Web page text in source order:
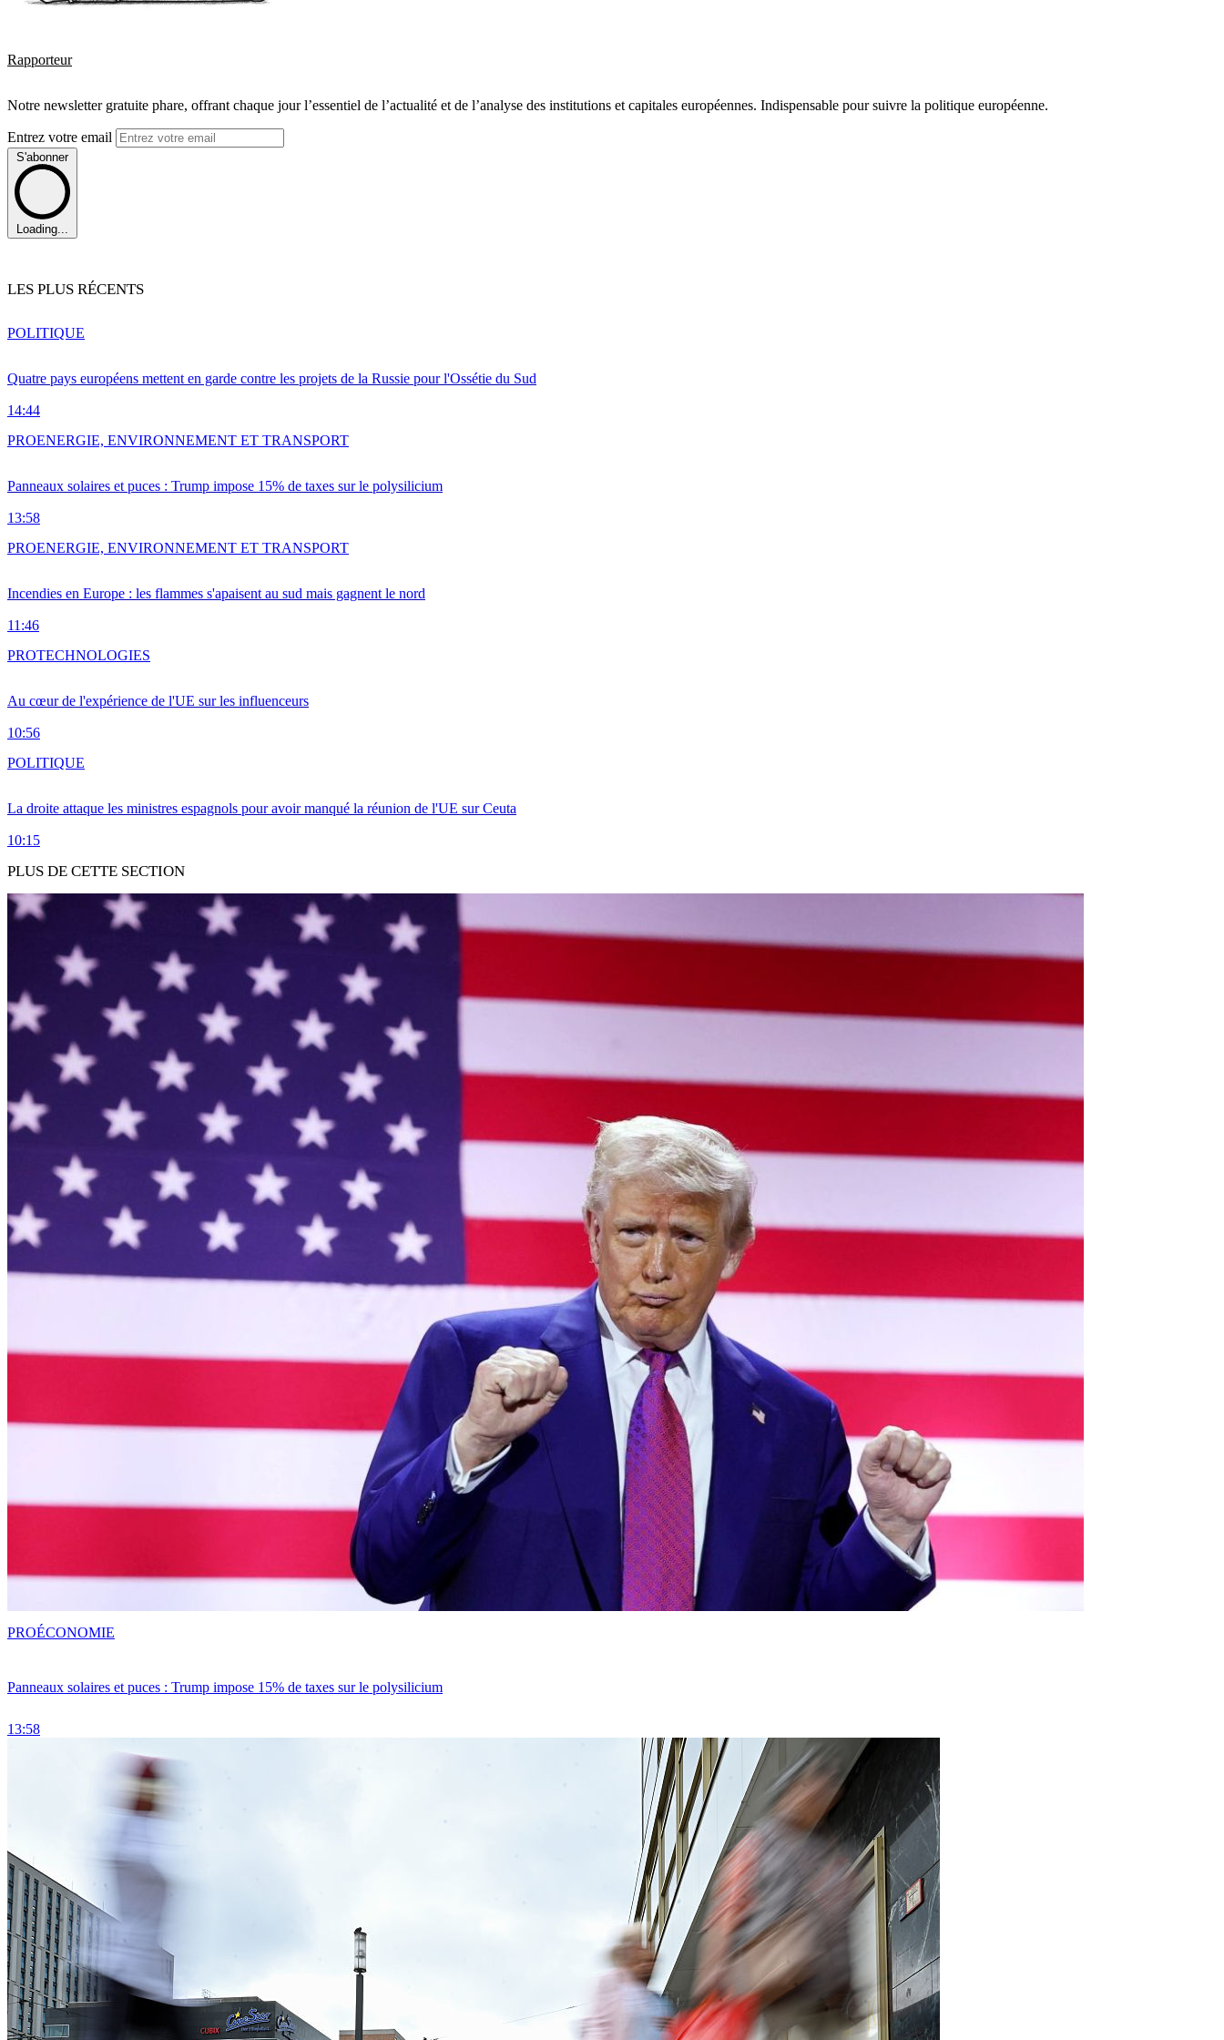
Rapporteur
Notre newsletter gratuite phare, offrant chaque jour l’essentiel de l’actualité et de l’analyse des institutions et capitales européennes. Indispensable pour suivre la politique européenne.
Entrez votre email
S'abonner
Loading...
LES PLUS RÉCENTS
Quatre pays européens mettent en garde contre les projets de la Russie pour l'Ossétie du Sud
14:44
POLITIQUE
Panneaux solaires et puces : Trump impose 15% de taxes sur le polysilicium
13:58
PROENERGIE, ENVIRONNEMENT ET TRANSPORT
Incendies en Europe : les flammes s'apaisent au sud mais gagnent le nord
11:46
PROENERGIE, ENVIRONNEMENT ET TRANSPORT
Au cœur de l'expérience de l'UE sur les influenceurs
10:56
PROTECHNOLOGIES
La droite attaque les ministres espagnols pour avoir manqué la réunion de l'UE sur Ceuta
10:15
POLITIQUE
PLUS DE CETTE SECTION
Panneaux solaires et puces : Trump impose 15% de taxes sur le polysilicium
13:58
PROÉCONOMIE